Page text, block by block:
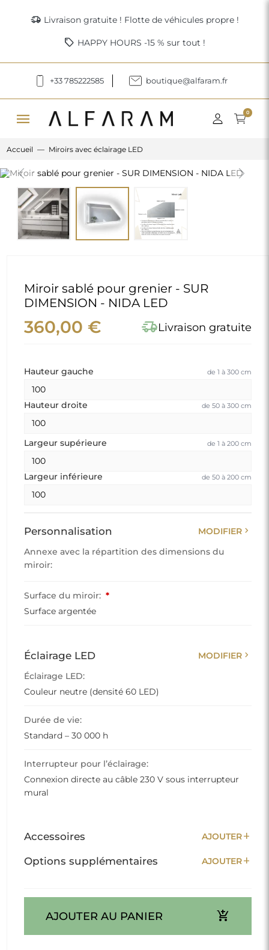
delivery_truck_speed Livraison gratuite ! Flotte de véhicules propre !
sell HAPPY HOURS -15 % sur tout !
+33 785222585 boutique@alfaram.fr
menu 0
Accueil Miroirs avec éclairage LED
Previous Next
Miroir sablé pour grenier - SUR
DIMENSION - NIDA LED
360,00 € delivery_truck_speedLivraison gratuite
Hauteur gauche de 1 à 300 cm
Hauteur droite de 50 à 300 cm
Largeur supérieure de 1 à 200 cm
Largeur inférieure de 50 à 200 cm
Personnalisation MODIFIER chevron_right
Annexe avec la répartition des dimensions du
miroir:
Surface du miroir: *
Surface argentée
Éclairage LED MODIFIER chevron_right
Éclairage LED:
Couleur neutre (densité 60 LED)
Durée de vie:
Standard – 30 000 h
Interrupteur pour l’éclairage:
Connexion directe au câble 230 V sous interrupteur
mural
Accessoires AJOUTERadd
Options supplémentaires AJOUTERadd
AJOUTER AU PANIER add_shopping_cart